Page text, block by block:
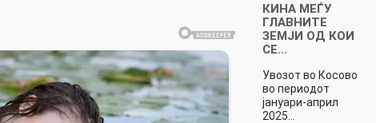
КИНА МЕЃУ
ГЛАВНИТЕ
ЗЕМЈИ ОД КОИ
СЕ…
Увозот во Косово
во периодот
јануари-април
2025…